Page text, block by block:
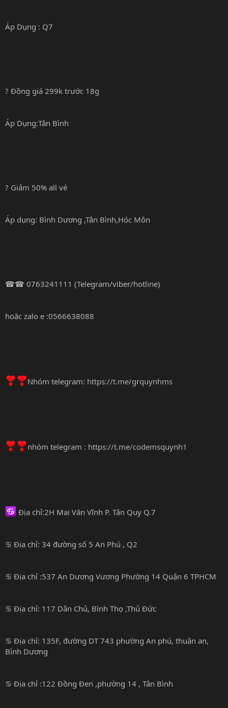
Áp Dụng : Q7
? Đồng giá 299k trước 18g
Áp Dụng:Tân Bình
? Giảm 50% all vé
Áp dụng: Bình Dương ,Tân Bình,Hóc Môn
☎☎ 0763241111 (Telegram/viber/hotline)
hoặc zalo e :0566638088
Nhóm telegram: https://t.me/grquynhms
nhóm telegram : https://t.me/codemsquynh1
Địa chỉ:2H Mai Văn Vĩnh P. Tân Quy Q.7
♋️ Địa chỉ: 34 đường số 5 An Phú , Q2
♋️ Địa chỉ :537 An Dương Vương Phường 14 Quận 6 TPHCM
♋️ Địa chỉ: 117 Dân Chủ, Bình Thọ ,Thủ Đức
♋️ Địa chỉ: 135F, đường DT 743 phường An phú, thuận an,
Bình Dương
♋️ Địa chỉ :122 Đồng Đen ,phường 14 , Tân Bình